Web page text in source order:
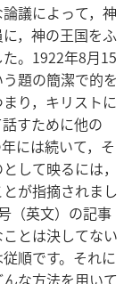
議によって，神
，神の王国をふ
。1922年8月15
題の簡潔で的を
り，キリストに
すために他の
には続いて，そ
して映るには，
が指摘されまし
（英文）の記事
とは決してない
順です。それに
な方法を用いて